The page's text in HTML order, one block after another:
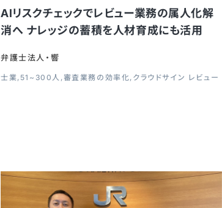
AIリスクチェックでレビュー業務の属人化解
消へ ナレッジの蓄積を人材育成にも活用
弁護士法人・響
士業 51~300人 審査業務の効率化 クラウドサイン レビュー